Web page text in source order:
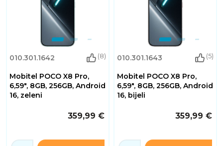
010.301.1642 (8)
Mobitel POCO X8 Pro,
6,59", 8GB, 256GB, Android
16, zeleni
359,99 €
010.301.1643 (5)
Mobitel POCO X8 Pro,
6,59", 8GB, 256GB, Android
16, bijeli
359,99 €